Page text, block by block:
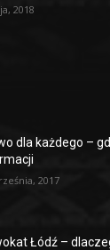
2018
dla każdego –
2017
Łódź –